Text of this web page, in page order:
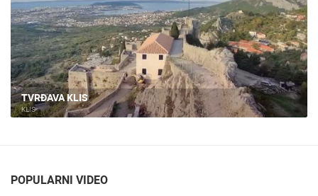
TVRĐAVA KLIS
KLIS
POPULARNI VIDEO